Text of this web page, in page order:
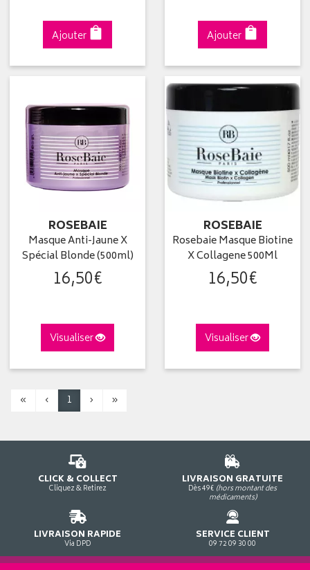
Ajouter Ajouter
ROSEBAIE
Masque Anti-Jaune X
Spécial Blonde (500ml)
16,50€
Visualiser
ROSEBAIE
Rosebaie Masque Biotine
X Collagene 500Ml
16,50€
Visualiser
« ‹ 1 › »
CLICK & COLLECT
Cliquez & Retirez
LIVRAISON GRATUITE
Dès 49€ (hors montant des
médicaments)
LIVRAISON RAPIDE
Via DPD
SERVICE CLIENT
09 72 09 30 00